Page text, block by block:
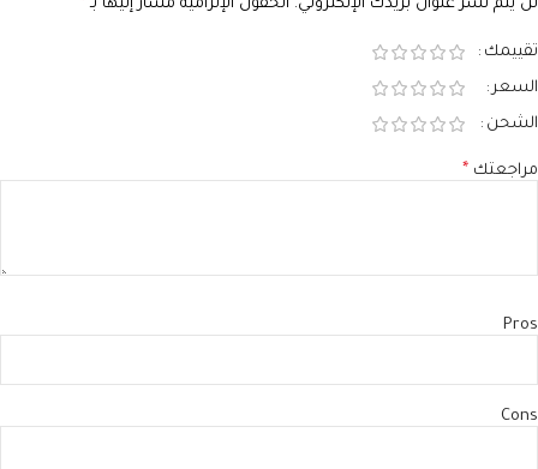
لن يتم نشر عنوان بريدك الإلكتروني. الحقول الإلزامية مشار إليها بـ *
تقييمك
السعر
الشحن
مراجعتك *
Pros
Cons